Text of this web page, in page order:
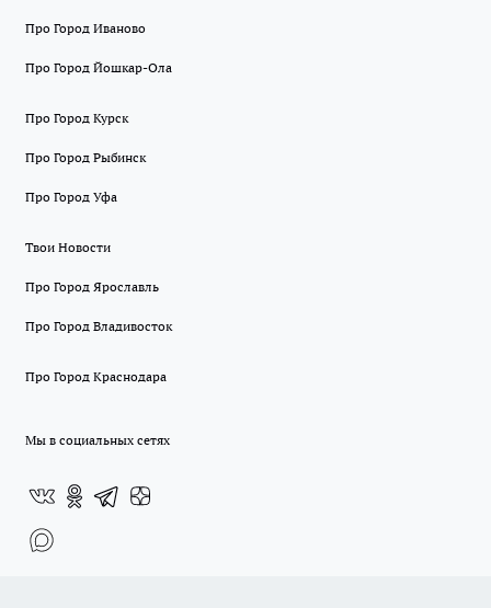
Про Город Иваново
Про Город Йошкар-Ола
Про Город Курск
Про Город Рыбинск
Про Город Уфа
Твои Новости
Про Город Ярославль
Про Город Владивосток
Про Город Краснодара
Мы в социальных сетях